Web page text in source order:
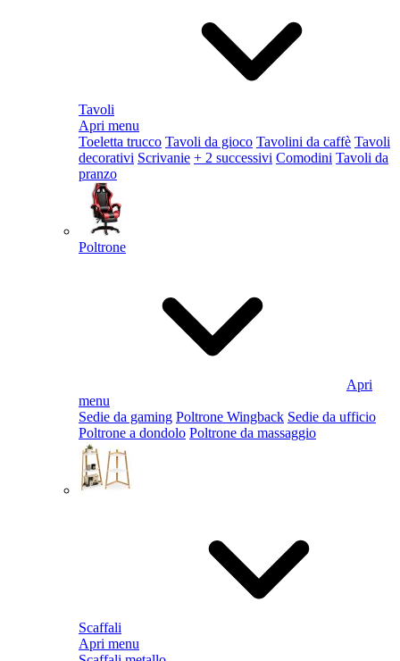
Tavoli
Apri menu
Toeletta trucco Tavoli da gioco Tavolini da caffè Tavoli
decorativi Scrivanie + 2 successivi Comodini Tavoli da
pranzo
Poltrone
Apri
menu
Sedie da gaming Poltrone Wingback Sedie da ufficio
Poltrone a dondolo Poltrone da massaggio
Scaffali
Apri menu